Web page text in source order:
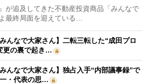
が追及してきた不動産投資商品「みんなで
最終局面を迎えている…
んなで大家さん】二転三転した“成田プロ
更の裏で起き…
んなで大家さん】独占入手“内部議事録”で
・代表の思…